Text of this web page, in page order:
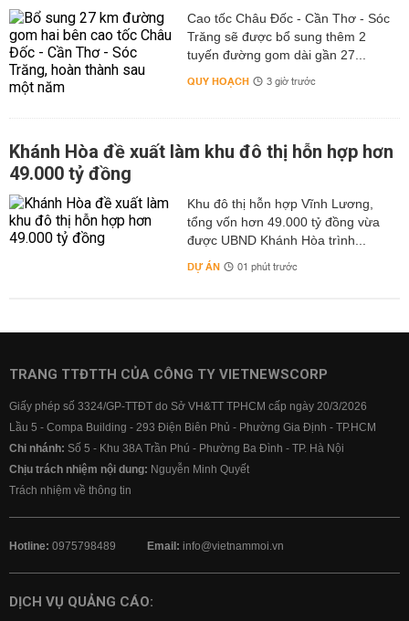
Cao tốc Châu Đốc - Cần Thơ - Sóc
Trăng sẽ được bổ sung thêm 2
tuyến đường gom dài gần 27...
QUY HOẠCH 3 giờ trước
Khánh Hòa đề xuất làm khu đô thị hỗn hợp hơn
49.000 tỷ đồng
Khu đô thị hỗn hợp Vĩnh Lương,
tổng vốn hơn 49.000 tỷ đồng vừa
được UBND Khánh Hòa trình...
DỰ ÁN 01 phút trước
TRANG TTĐTTH CỦA CÔNG TY VIETNEWSCORP
Giấy phép số 3324/GP-TTĐT do Sở VH&TT TPHCM cấp ngày 20/3/2026
Lầu 5 - Compa Building - 293 Điện Biên Phủ - Phường Gia Định - TP.HCM
Chi nhánh: Số 5 - Khu 38A Trần Phú - Phường Ba Đình - TP. Hà Nội
Chịu trách nhiệm nội dung: Nguyễn Minh Quyết
Trách nhiệm về thông tin
Hotline: 0975798489 Email: info@vietnammoi.vn
DỊCH VỤ QUẢNG CÁO: